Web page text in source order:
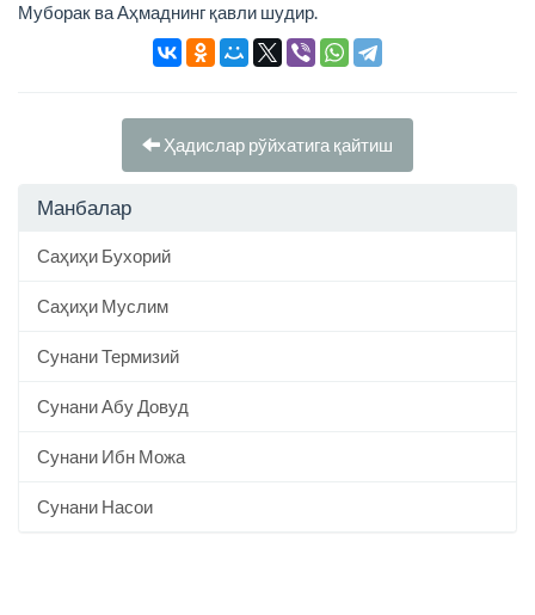
Муборак ва Аҳмаднинг қавли шудир.
Ҳадислар рўйхатига қайтиш
Манбалар
Саҳиҳи Бухорий
Саҳиҳи Муслим
Сунани Термизий
Сунани Абу Довуд
Сунани Ибн Можа
Сунани Насои